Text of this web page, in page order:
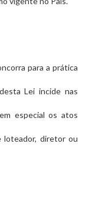
para a prática
Lei incide nas
especial os atos
loteador, diretor ou